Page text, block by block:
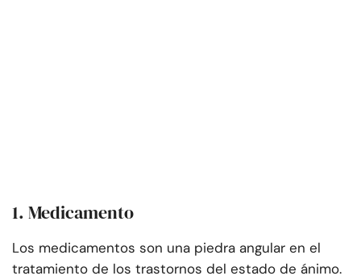
1. Medicamento
Los medicamentos son una piedra angular en el
tratamiento de los trastornos del estado de ánimo.